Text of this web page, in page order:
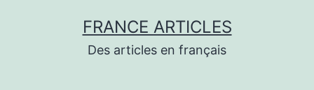
FRANCE ARTICLES
Des articles en français